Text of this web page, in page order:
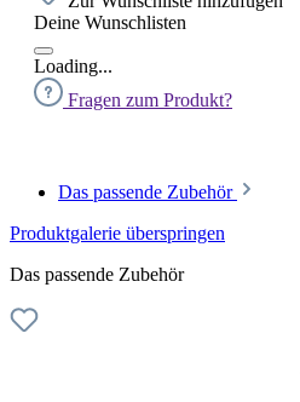
Deine Wunschlisten
Loading...
Fragen zum Produkt?
Das passende Zubehör
Produktgalerie überspringen
Das passende Zubehör